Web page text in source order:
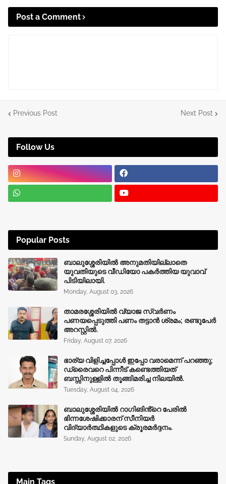
Post a Comment
Previous Post Next Post
Follow Us
Popular Posts
ബാലുശ്ശേരിയിൽ അനുമതിയില്ലാതെ
യുവതിയുടെ വീഡിയോ പകർത്തിയ യുവാവ്
പിടിയിലായി.
Monday, August 03, 2026
താമരശ്ശേരിയിൽ വ്യാജ സ്വർണം
പണയപ്പെടുത്തി പണം തട്ടാൻ ശ്രമം; രണ്ടുപേർ
അറസ്റ്റിൽ.
Friday, August 07, 2026
ഭാര്യ വിളിച്ചപ്പോള്‍ ഇപ്പോ വരാമെന്ന് പറഞ്ഞു;
ഡ്രൈവറെ പിന്നീട് കണ്ടെത്തിയത്
ബസ്സിനുള്ളില്‍ തൂങ്ങിമരിച്ച നിലയിൽ.
Tuesday, August 04, 2026
ബാലുശ്ശേരിയിൽ റാഗിങിൻ്റെ പേരിൽ
ഭിന്നശേഷിക്കാരന് സീനിയർ
വിദ്യാർത്ഥികളുടെ ക്രൂരമര്‍ദ്ദനം.
Sunday, August 02, 2026
Main Tags